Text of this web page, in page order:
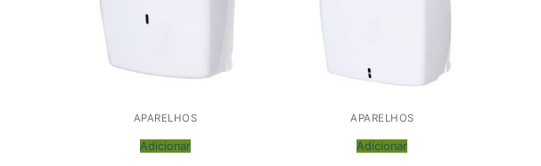
APARELHOS
Adicionar
APARELHOS
Adicionar